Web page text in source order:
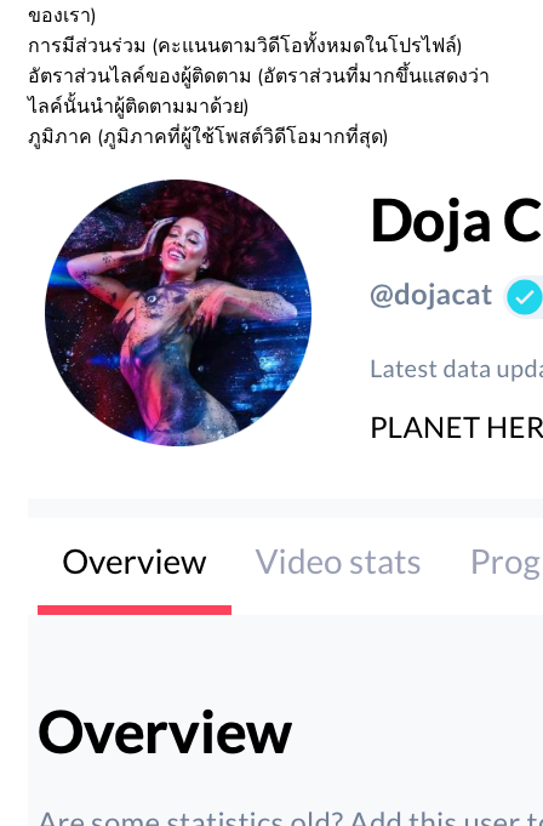
ของเรา)
การมีส่วนร่วม (คะแนนตามวิดีโอทั้งหมดในโปรไฟล์)
อัตราส่วนไลค์ของผู้ติดตาม (อัตราส่วนที่มากขึ้นแสดงว่า
ไลค์นั้นนำผู้ติดตามมาด้วย)
ภูมิภาค (ภูมิภาคที่ผู้ใช้โพสต์วิดีโอมากที่สุด)